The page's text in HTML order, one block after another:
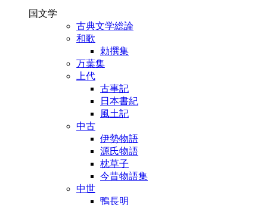
国文学
古典文学総論
和歌
勅撰集
万葉集
上代
古事記
日本書紀
風土記
中古
伊勢物語
源氏物語
枕草子
今昔物語集
中世
鴨長明